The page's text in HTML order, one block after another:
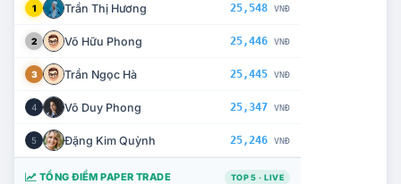
1 Trần Thị Hương 25,548 VNĐ
2 Võ Hữu Phong 25,446 VNĐ
3 Trần Ngọc Hà 25,445 VNĐ
4 Võ Duy Phong 25,347 VNĐ
5 Đặng Kim Quỳnh 25,246 VNĐ
TỔNG ĐIỂM PAPER TRADE TOP 5 · LIVE